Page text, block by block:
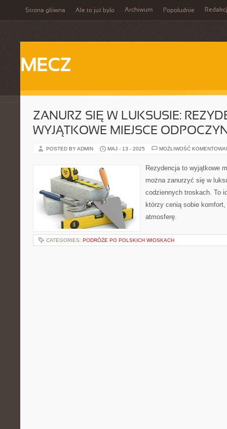
Strona główna Ale to już było Archiwum Popołudnie
MECZ
ZANURZ SIĘ W LUKSUSIE:
WYJĄTKOWE MIEJSCE
POSTED BY ADMIN MAJ - 13 - 2025 MOŻLIWOŚĆ
Rezydencja to wyjątkowe
można zanurzyć się w
codziennych troskach. To
którzy cenią sobie
atmosferę.
CATEGORIES: PODRÓŻE PO POLSKICH WIOSKACH